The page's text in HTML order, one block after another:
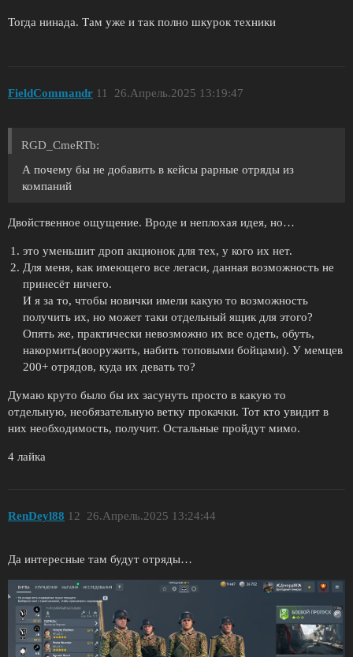
Тогда нинада. Там уже и так полно шкурок техники
FieldCommandr 26.Апрель.2025 13:19:47
11
RGD_CmeRTb:
А почему бы не добавить в кейсы рарные отряды из
компаний
Двойственное ощущение. Вроде и неплохая идея, но…
это уменьшит дроп акционок для тех, у кого их нет.
Для меня, как имеющего все легаси, данная возможность не
принесёт ничего.
И я за то, чтобы новички имели какую то возможность
получить их, но может таки отдельный ящик для этого?
Опять же, практически невозможно их все одеть, обуть,
накормить(вооружить, набить топовыми бойцами). У мемцев
200+ отрядов, куда их девать то?
Думаю круто было бы их засунуть просто в какую то
отдельную, необязательную ветку прокачки. Тот кто увидит в
них необходимость, получит. Остальные пройдут мимо.
4 лайка
RenDeyl88 26.Апрель.2025 13:24:44
12
Да интересные там будут отряды…